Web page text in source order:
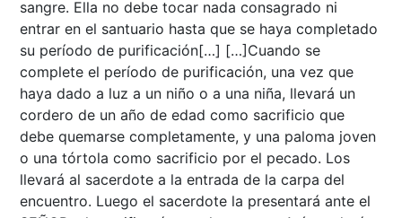
sangre. Ella no debe tocar nada consagrado ni
entrar en el santuario hasta que se haya completado
su período de purificación[…] […]Cuando se
complete el período de purificación, una vez que
haya dado a luz a un niño o a una niña, llevará un
cordero de un año de edad como sacrificio que
debe quemarse completamente, y una paloma joven
o una tórtola como sacrificio por el pecado. Los
llevará al sacerdote a la entrada de la carpa del
encuentro. Luego el sacerdote la presentará ante el